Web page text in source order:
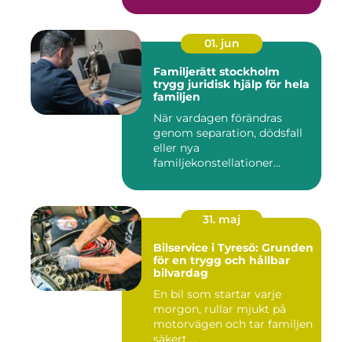
01. jun
Familjerätt stockholm
trygg juridisk hjälp för hela
familjen
När vardagen förändras
genom separation, dödsfall
eller nya
familjekonstellationer
31. maj
Bilservice i Tyresö: Grunden
för en trygg och hållbar
bilvardag
En bil som startar varje
morgon, rullar mjukt på
motorvägen och tar familjen
säkert ...